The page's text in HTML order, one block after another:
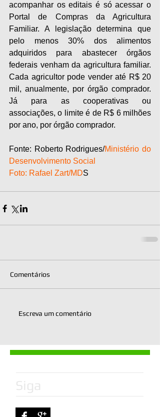
acompanhar os editais é só acessar o
Portal de Compras da Agricultura
Familiar. A legislação determina que
pelo menos 30% dos alimentos
adquiridos para abastecer órgãos
federais venham da agricultura familiar.
Cada agricultor pode vender até R$ 20
mil, anualmente, por órgão comprador.
Já para as cooperativas ou
associações, o limite é de R$ 6 milhões
por ano, por órgão comprador.
Fonte: Roberto Rodrigues/Ministério do
Desenvolvimento Social
Foto: Rafael Zart/MDS
Comentários
Escreva um comentário